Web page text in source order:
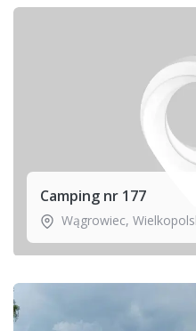
Camping nr 177
Wągrowiec,